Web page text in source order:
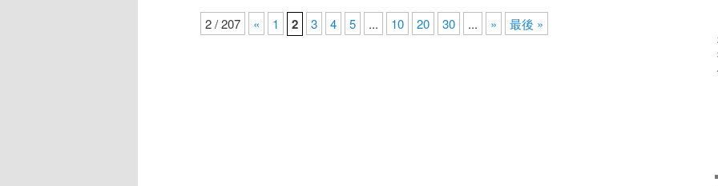
2 / 207 « 1 2 3 4 5 ... 10 20 30 ... » 最後 »